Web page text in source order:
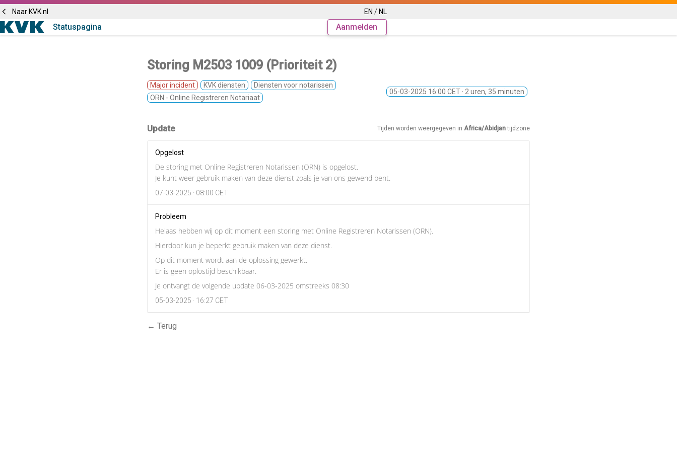
Naar KVK.nl EN / NL
Statuspagina Aanmelden
Storing M2503 1009 (Prioriteit 2)
Major incident KVK diensten
Diensten voor notarissen
ORN - Online Registreren Notariaat
05-03-2025 16:00 CET · 2 uren, 35 minuten
Update Tijden worden weergegeven in Africa/Abidjantijdzone
Opgelost
De storing met Online Registreren Notarissen (ORN) is opgelost.
Je kunt weer gebruik maken van deze dienst zoals je van ons gewend bent.
07-03-2025 · 08:00 CET
Probleem
Helaas hebben wij op dit moment een storing met Online Registreren Notarissen (ORN).
Hierdoor kun je beperkt gebruik maken van deze dienst.
Op dit moment wordt aan de oplossing gewerkt.
Er is geen oplostijd beschikbaar.
Je ontvangt de volgende update 06-03-2025 omstreeks 08:30
05-03-2025 · 16:27 CET
← Terug